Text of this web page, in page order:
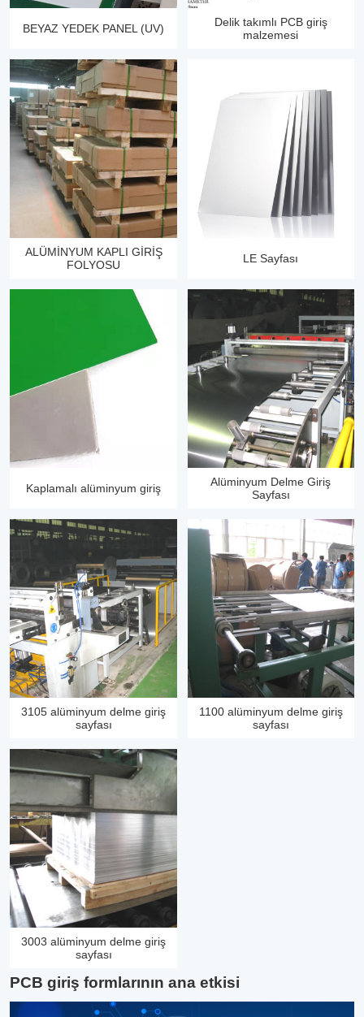
BEYAZ YEDEK PANEL (UV)
Delik takımlı PCB giriş
malzemesi
ALÜMİNYUM KAPLI GİRİŞ
FOLYOSU
LE Sayfası
Kaplamalı alüminyum giriş
Alüminyum Delme Giriş
Sayfası
3105 alüminyum delme giriş
sayfası
1100 alüminyum delme giriş
sayfası
3003 alüminyum delme giriş
sayfası
PCB giriş formlarının ana etkisi